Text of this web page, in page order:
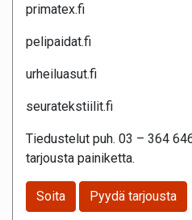
primatex.fi
pelipaidat.fi
urheiluasut.fi
seuratekstiilit.fi
Tiedustelut puh. 03 – 364
tarjousta painiketta.
Soita Pyydä tarjousta